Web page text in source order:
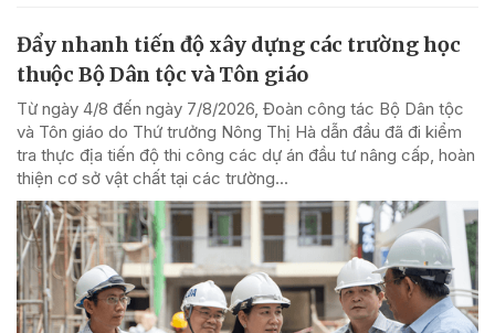
Đẩy nhanh tiến độ xây dựng các trường học
thuộc Bộ Dân tộc và Tôn giáo
Từ ngày 4/8 đến ngày 7/8/2026, Đoàn công tác Bộ Dân tộc
và Tôn giáo do Thứ trưởng Nông Thị Hà dẫn đầu đã đi kiểm
tra thực địa tiến độ thi công các dự án đầu tư nâng cấp, hoàn
thiện cơ sở vật chất tại các trường...